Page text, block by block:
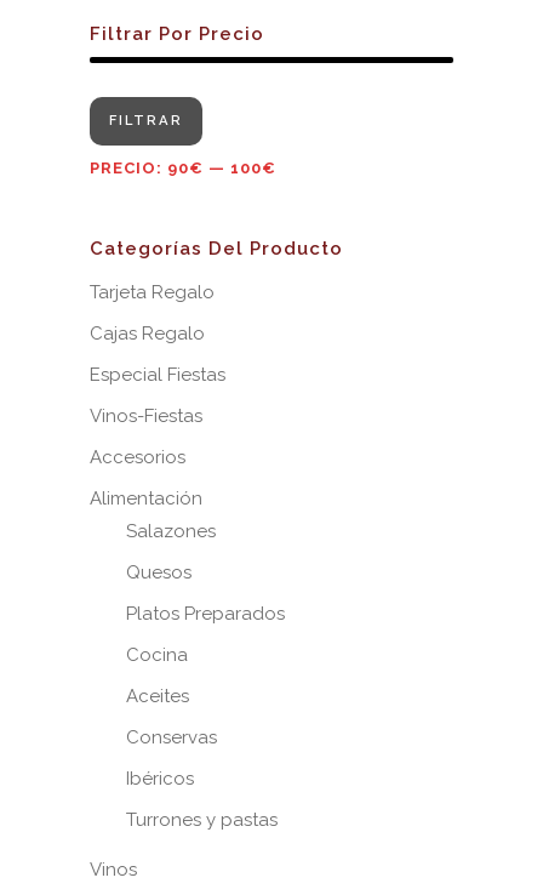
Filtrar Por Precio
Precio
mínimo
Precio
máximo
FILTRAR
PRECIO: 90€ — 100€
Categorías Del Producto
Tarjeta Regalo
Cajas Regalo
Especial Fiestas
Vinos-Fiestas
Accesorios
Alimentación
Salazones
Quesos
Platos Preparados
Cocina
Aceites
Conservas
Ibéricos
Turrones y pastas
Vinos